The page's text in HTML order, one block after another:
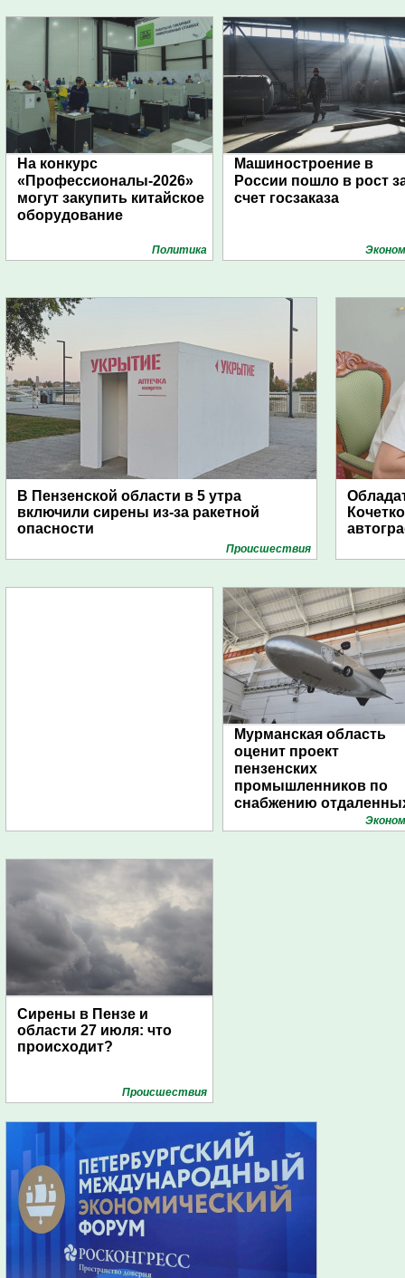
На конкурс
«Профессионалы-2026»
могут закупить китайское
оборудование
Политика
Машиностроение в
России пошло в рост
счет госзаказа
В Пензенской области в 5 утра
включили сирены из-за ракетной
опасности
Проиcшествия
Мурманская область
оценит проект
пензенских
промышленников по
снабжению
поселений с помощью
Сирены в Пензе и
области 27 июля: что
происходит?
Проиcшествия